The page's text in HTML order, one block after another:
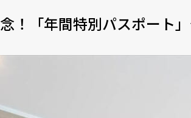
！「年間特別パスポート